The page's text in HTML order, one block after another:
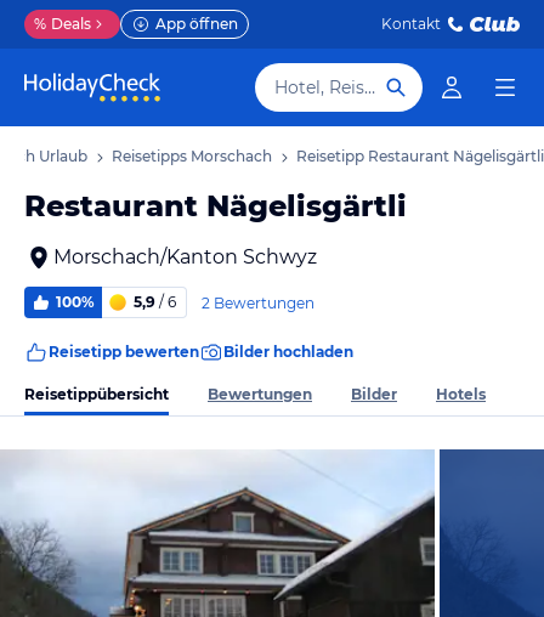
% Deals App öffnen Kontakt
Hotel, Reiseziel
Urlaub Reisetipps Morschach Reisetipp Restaurant Nägelisgärtli
Restaurant Nägelisgärtli
Morschach/Kanton Schwyz
100% 5,9 / 6 2 Bewertungen
Reisetipp bewerten Bilder hochladen
Reisetippübersicht Bewertungen Bilder Hotels